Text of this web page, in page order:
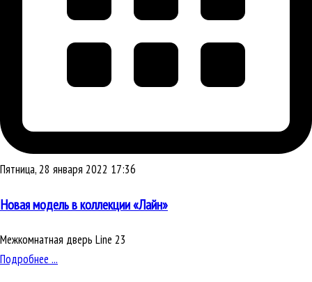
Пятница, 28 января 2022 17:36
Новая модель в коллекции «Лайн»
Межкомнатная дверь Line 23
Подробнее ...